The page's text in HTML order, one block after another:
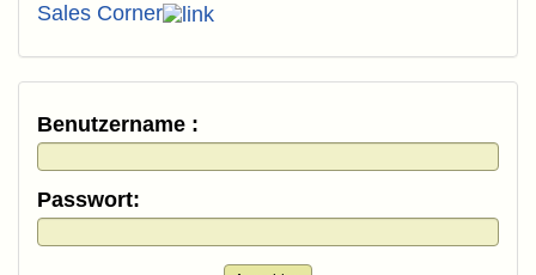
Sales Corner
Benutzername :
Passwort: